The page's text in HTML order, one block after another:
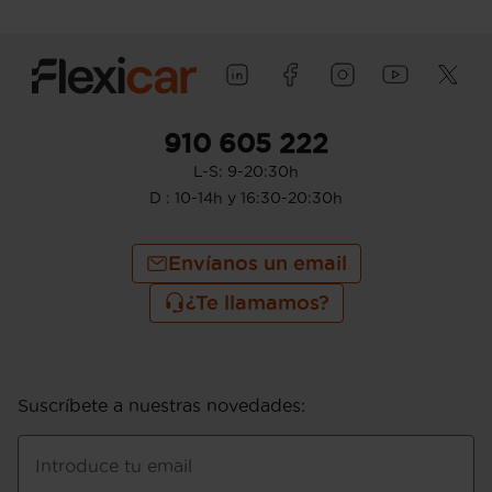
Filtro de partículas
Emisiones WLTP ICE, 129 y 140
Sistema eléctrico 12
Alimentación : inyección multipunto
Combustible: sin plomo 95 octanos y
Depósito principal de combustible: 40
Bandeja trasera rígida
Sujeción de carga
Potencia de 80 CV ( CEE ) 59 kW @
con combustible primario
910 605 222
L-S: 9-20:30h
D : 10-14h y 16:30-20:30h
Envíanos un email
¿Te llamamos?
Suscríbete a nuestras novedades:
Introduce tu email